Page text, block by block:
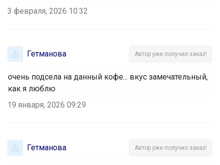
3 февраля, 2026 10:32
Гетманова Автор уже получил заказ!
очень подсела на данный кофе... вкус замечательный,
как я люблю
19 января, 2026 09:29
Гетманова Автор уже получил заказ!